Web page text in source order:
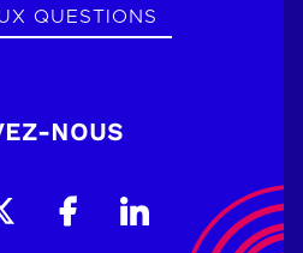
QUESTIONS
NOUS